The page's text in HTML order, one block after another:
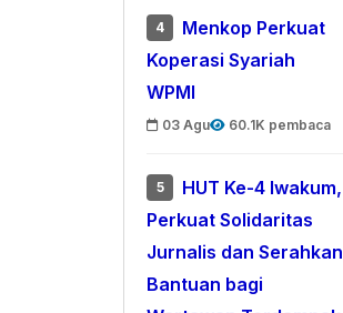
4
Menkop Perkuat
Koperasi Syariah
WPMI
03 Agu 60.1K pembaca
5
HUT Ke-4 Iwakum,
Perkuat Solidaritas
Jurnalis dan Serahkan
Bantuan bagi